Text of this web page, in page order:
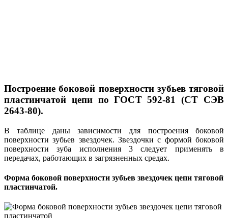
Построение боковой поверхности зубьев тяговой
пластинчатой цепи по ГОСТ 592-81 (СТ СЭВ
2643-80).
В таблице даны зависимости для построения боковой
поверхности зубьев звездочек. Звездочки с формой боковой
поверхности зуба исполнения 3 следует применять в
передачах, работающих в загрязненных средах.
Форма боковой поверхности зубьев звездочек цепи тяговой
пластинчатой.